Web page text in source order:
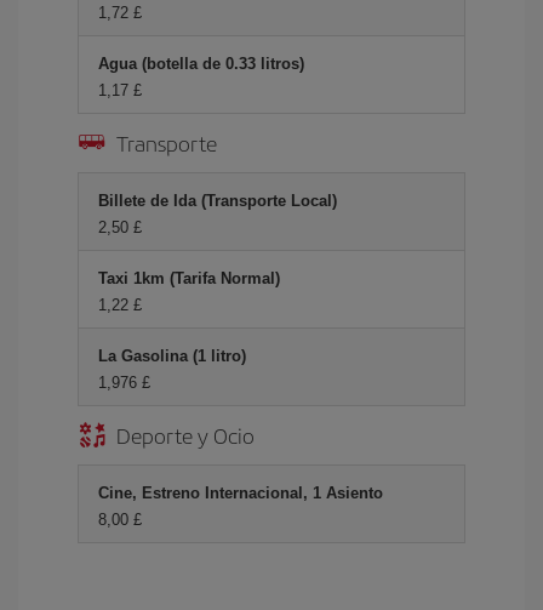
1,72 £
Agua (botella de 0.33 litros)
1,17 £
Transporte
Billete de Ida (Transporte Local)
2,50 £
Taxi 1km (Tarifa Normal)
1,22 £
La Gasolina (1 litro)
1,976 £
Deporte y Ocio
Cine, Estreno Internacional, 1 Asiento
8,00 £